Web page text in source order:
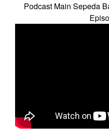
Podcast Main Sepeda